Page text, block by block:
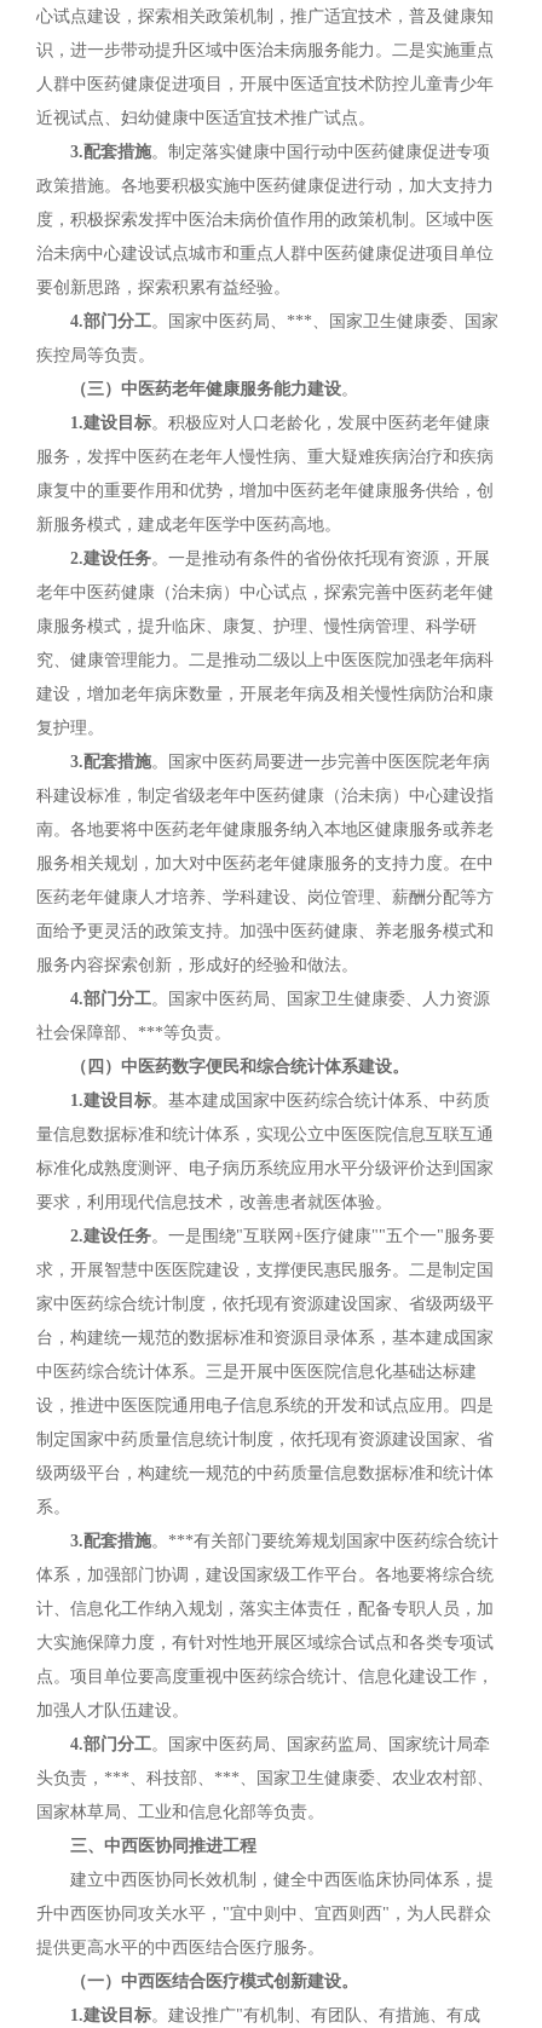
心试点建设，探索相关政策机制，推广适宜技术，普及健康知
识，进一步带动提升区域中医治未病服务能力。二是实施重点
人群中医药健康促进项目，开展中医适宜技术防控儿童青少年
近视试点、妇幼健康中医适宜技术推广试点。
3.配套措施。制定落实健康中国行动中医药健康促进专项
政策措施。各地要积极实施中医药健康促进行动，加大支持力
度，积极探索发挥中医治未病价值作用的政策机制。区域中医
治未病中心建设试点城市和重点人群中医药健康促进项目单位
要创新思路，探索积累有益经验。
4.部门分工。国家中医药局、***、国家卫生健康委、国家
疾控局等负责。
（三）中医药老年健康服务能力建设。
1.建设目标。积极应对人口老龄化，发展中医药老年健康
服务，发挥中医药在老年人慢性病、重大疑难疾病治疗和疾病
康复中的重要作用和优势，增加中医药老年健康服务供给，创
新服务模式，建成老年医学中医药高地。
2.建设任务。一是推动有条件的省份依托现有资源，开展
老年中医药健康（治未病）中心试点，探索完善中医药老年健
康服务模式，提升临床、康复、护理、慢性病管理、科学研
究、健康管理能力。二是推动二级以上中医医院加强老年病科
建设，增加老年病床数量，开展老年病及相关慢性病防治和康
复护理。
3.配套措施。国家中医药局要进一步完善中医医院老年病
科建设标准，制定省级老年中医药健康（治未病）中心建设指
南。各地要将中医药老年健康服务纳入本地区健康服务或养老
服务相关规划，加大对中医药老年健康服务的支持力度。在中
医药老年健康人才培养、学科建设、岗位管理、薪酬分配等方
面给予更灵活的政策支持。加强中医药健康、养老服务模式和
服务内容探索创新，形成好的经验和做法。
4.部门分工。国家中医药局、国家卫生健康委、人力资源
社会保障部、***等负责。
（四）中医药数字便民和综合统计体系建设。
1.建设目标。基本建成国家中医药综合统计体系、中药质
量信息数据标准和统计体系，实现公立中医医院信息互联互通
标准化成熟度测评、电子病历系统应用水平分级评价达到国家
要求，利用现代信息技术，改善患者就医体验。
2.建设任务。一是围绕"互联网+医疗健康""五个一"服务要
求，开展智慧中医医院建设，支撑便民惠民服务。二是制定国
家中医药综合统计制度，依托现有资源建设国家、省级两级平
台，构建统一规范的数据标准和资源目录体系，基本建成国家
中医药综合统计体系。三是开展中医医院信息化基础达标建
设，推进中医医院通用电子信息系统的开发和试点应用。四是
制定国家中药质量信息统计制度，依托现有资源建设国家、省
级两级平台，构建统一规范的中药质量信息数据标准和统计体
系。
3.配套措施。***有关部门要统筹规划国家中医药综合统计
体系，加强部门协调，建设国家级工作平台。各地要将综合统
计、信息化工作纳入规划，落实主体责任，配备专职人员，加
大实施保障力度，有针对性地开展区域综合试点和各类专项试
点。项目单位要高度重视中医药综合统计、信息化建设工作，
加强人才队伍建设。
4.部门分工。国家中医药局、国家药监局、国家统计局牵
头负责，***、科技部、***、国家卫生健康委、农业农村部、
国家林草局、工业和信息化部等负责。
三、中西医协同推进工程
建立中西医协同长效机制，健全中西医临床协同体系，提
升中西医协同攻关水平，"宜中则中、宜西则西"，为人民群众
提供更高水平的中西医结合医疗服务。
（一）中西医结合医疗模式创新建设。
1.建设目标。建设推广"有机制、有团队、有措施、有成